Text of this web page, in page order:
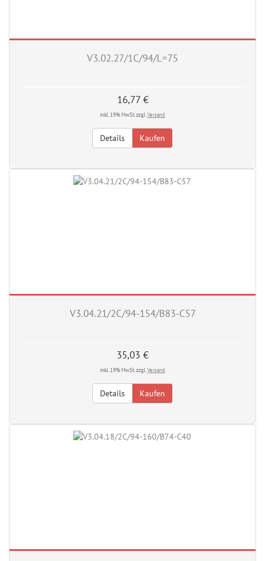
V3.02.27/1C/94/L=75
16,77 €
inkl. 19% MwSt. zzgl. Versand
Details Kaufen
V3.04.21/2C/94-154/B83-C57
35,03 €
inkl. 19% MwSt. zzgl. Versand
Details Kaufen